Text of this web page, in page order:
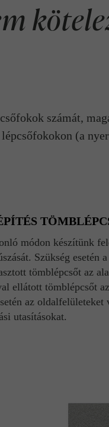
számát,
lépcsőfokokon (a
módon készítünk
Szükség
tömblépcsőt az
ellátott tömblépcsőt
az
utasításokat.